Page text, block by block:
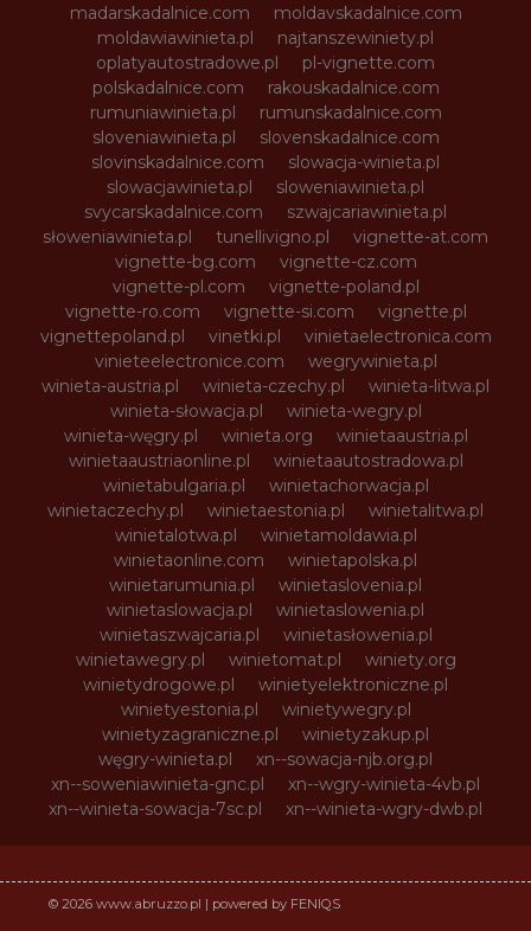
madarskadalnice.com
moldavskadalnice.com
moldawiawinieta.pl
najtanszewiniety.pl
oplatyautostradowe.pl
pl-vignette.com
polskadalnice.com
rakouskadalnice.com
rumuniawinieta.pl
rumunskadalnice.com
sloveniawinieta.pl
slovenskadalnice.com
slovinskadalnice.com
slowacja-winieta.pl
slowacjawinieta.pl
sloweniawinieta.pl
svycarskadalnice.com
szwajcariawinieta.pl
słoweniawinieta.pl
tunellivigno.pl
vignette-at.com
vignette-bg.com
vignette-cz.com
vignette-pl.com
vignette-poland.pl
vignette-ro.com
vignette-si.com
vignette.pl
vignettepoland.pl
vinetki.pl
vinietaelectronica.com
vinieteelectronice.com
wegrywinieta.pl
winieta-austria.pl
winieta-czechy.pl
winieta-litwa.pl
winieta-słowacja.pl
winieta-wegry.pl
winieta-węgry.pl
winieta.org
winietaaustria.pl
winietaaustriaonline.pl
winietaautostradowa.pl
winietabulgaria.pl
winietachorwacja.pl
winietaczechy.pl
winietaestonia.pl
winietalitwa.pl
winietalotwa.pl
winietamoldawia.pl
winietaonline.com
winietapolska.pl
winietarumunia.pl
winietaslovenia.pl
winietaslowacja.pl
winietaslowenia.pl
winietaszwajcaria.pl
winietasłowenia.pl
winietawegry.pl
winietomat.pl
winiety.org
winietydrogowe.pl
winietyelektroniczne.pl
winietyestonia.pl
winietywegry.pl
winietyzagraniczne.pl
winietyzakup.pl
węgry-winieta.pl
xn--sowacja-njb.org.pl
xn--soweniawinieta-gnc.pl
xn--wgry-winieta-4vb.pl
xn--winieta-sowacja-7sc.pl
xn--winieta-wgry-dwb.pl
© 2026 www.abruzzo.pl | powered by FENIQS